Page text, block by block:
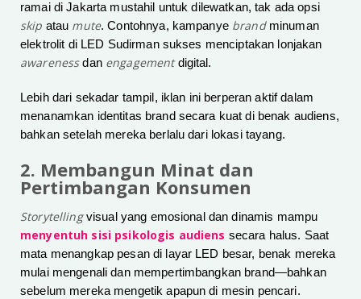
ramai di Jakarta mustahil untuk dilewatkan, tak ada opsi
skip atau mute. Contohnya, kampanyebrandminuman
elektrolit di LED Sudirman sukses menciptakan lonjakan
awarenessdan engagementdigital.
Lebih dari sekadar tampil, iklan ini berperan aktif dalam
menanamkan identitas brand secara kuat di benak audiens,
bahkan setelah mereka berlalu dari lokasi tayang.
2. Membangun Minat dan
Pertimbangan Konsumen
Storytellingvisual yang emosional dan dinamis mampu
menyentuh sisi psikologis audiens secara halus. Saat
mata menangkap pesan di layar LED besar, benak mereka
mulai mengenali dan mempertimbangkan brand—bahkan
sebelum mereka mengetik apapun di mesin pencari.